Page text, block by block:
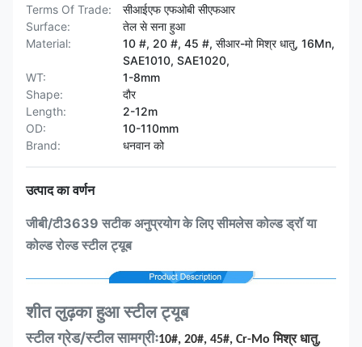
Terms Of Trade:
सीआईएफ एफओबी सीएफआर
Surface:
तेल से सना हुआ
Material:
10 #, 20 #, 45 #, सीआर-मो मिश्र धातु, 16Mn,
SAE1010, SAE1020,
WT:
1-8mm
Shape:
दौर
Length:
2-12m
OD:
10-110mm
Brand:
धनवान को
उत्पाद का वर्णन
जीबी/टी3639 सटीक अनुप्रयोग के लिए सीमलेस कोल्ड ड्रॉ या
कोल्ड रोल्ड स्टील ट्यूब
शीत लुढ़का हुआ स्टील ट्यूब
स्टील ग्रेड/स्टील सामग्रीः10#, 20#, 45#, Cr-Mo मिश्र धातु,